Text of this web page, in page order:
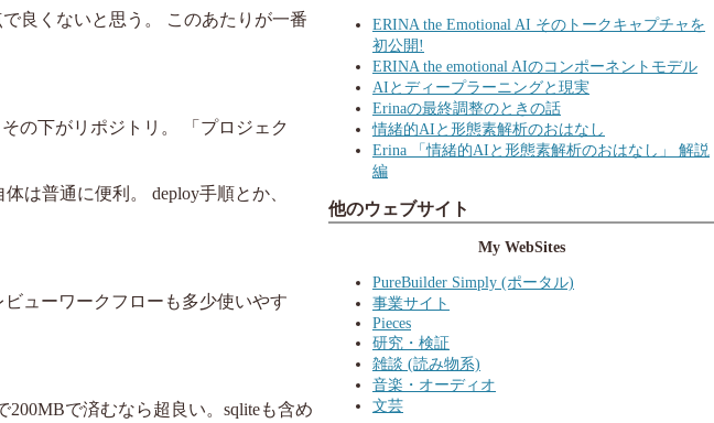
良くないと思う。 このあたりが一番
の下がリポジトリ。 「プロジェク
は普通に便利。 deploy手順とか、
ューワークフローも多少使いやす
で済むなら超良い。sqliteも含め
ERINA the Emotional AI そのトークキャプチャを
初公開!
ERINA the emotional AIのコンポーネントモデル
AIとディープラーニングと現実
Erinaの最終調整のときの話
情緒的AIと形態素解析のおはなし
Erina 「情緒的AIと形態素解析のおはなし」 解説
編
他のウェブサイト
My WebSites
PureBuilder Simply (ポータル)
事業サイト
Pieces
研究・検証
雑談 (読み物系)
音楽・オーディオ
文芸